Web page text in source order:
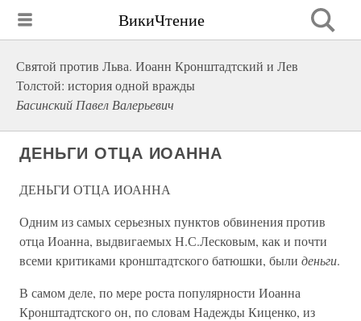
ВикиЧтение
Святой против Льва. Иоанн Кронштадтский и Лев
Толстой: история одной вражды
Басинский Павел Валерьевич
ДЕНЬГИ ОТЦА ИОАННА
ДЕНЬГИ ОТЦА ИОАННА
Одним из самых серьезных пунктов обвинения против
отца Иоанна, выдвигаемых Н.С.Лесковым, как и почти
всеми критиками кронштадтского батюшки, были деньги.
В самом деле, по мере роста популярности Иоанна
Кронштадтского он, по словам Надежды Киценко, из